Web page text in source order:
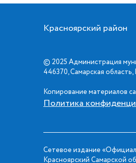
Красноярский район
© 2025 Администрация
446370, Самарская
Копирование материалов
Политика
Сетевое издание
Красноярский Самарской